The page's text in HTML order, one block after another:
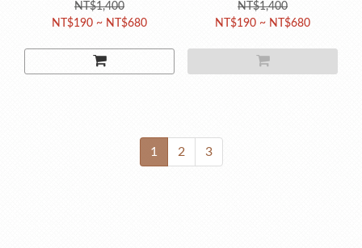
（漸層藍色系亮粉）#水洗
卸除 #才藝表演 #生日派對
童彩妝
NT$1,400
NT$190 ~ NT$680
酥（微亮粉草莓粉）#水洗
卸除 #才藝表演 #生日派對
童彩妝
NT$1,400
NT$190 ~ NT$680
1 2 3